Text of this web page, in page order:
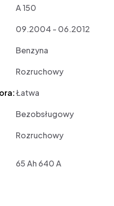
A 150
09.2004 - 06.2012
Benzyna
Rozruchowy
Łatwa
Bezobsługowy
Rozruchowy
65 Ah 640 A